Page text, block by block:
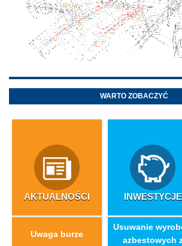
WARTO ZOBACZYĆ
AKTUALNOŚCI
Uwaga burze
INWESTYCJE
​Usuwanie
azbestowych